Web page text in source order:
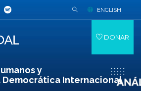
y
Democrática Internacional
ENGLISH
DONAR